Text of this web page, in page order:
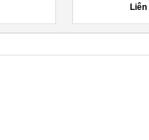
Liên